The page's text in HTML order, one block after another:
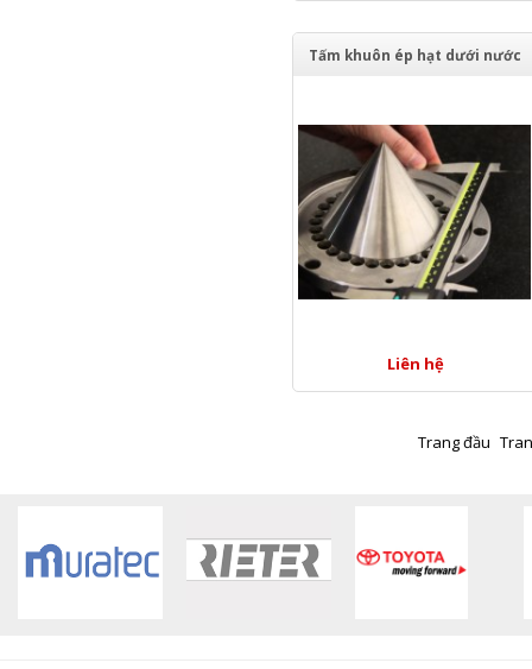
Tấm khuôn ép hạt dưới nước
Liên hệ
Trang đầu